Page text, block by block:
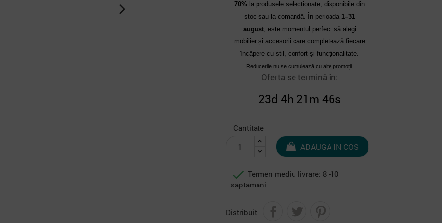
70% la produsele selecționate, disponibile din
stoc sau la comandă. În perioada 1–31
august, este momentul perfect să alegi
mobilier și accesorii care completează fiecare
încăpere cu stil, confort și funcționalitate.
Reducerile nu se cumulează cu alte promoții.
Oferta se termină în:
23d 4h 21m 45s
Cantitate
ADAUGA IN COS
 Termen mediu livrare: 8 -10
saptamani
Distribuiti